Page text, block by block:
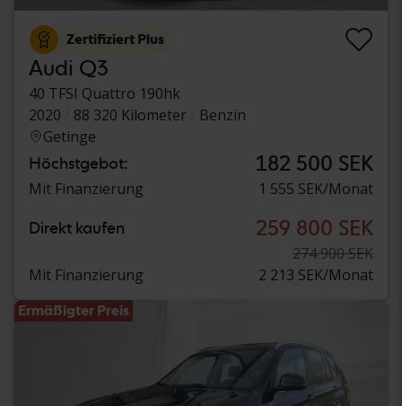
Zertifiziert Plus
Audi Q3
40 TFSI Quattro 190hk
2020
88 320 Kilometer
Benzin
Getinge
Höchstgebot: 182 500 SEK
Mit Finanzierung 1 555 SEK/Monat
Direkt kaufen 259 800 SEK
274 900 SEK
Mit Finanzierung
2 213 SEK/Monat
Ermäßigter Preis